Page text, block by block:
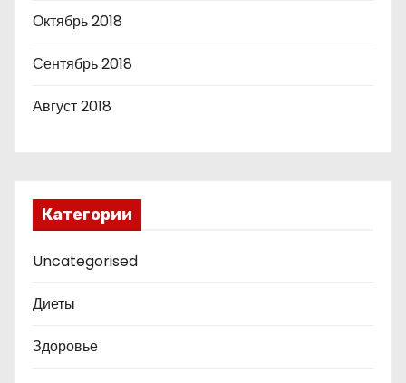
Октябрь 2018
Сентябрь 2018
Август 2018
Категории
Uncategorised
Диеты
Здоровье